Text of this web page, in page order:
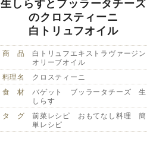
生しらすとブッラータチーズ
のクロスティーニ
白トリュフオイル
商 品
白トリュフエキストラヴァージン
オリーブオイル
料理名
クロスティーニ
食 材
バゲット ブッラータチーズ 生
しらす
タ グ
前菜レシピ おもてなし料理 簡
単レシピ